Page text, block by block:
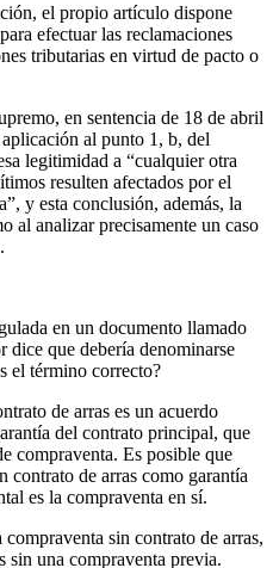
el propio artículo dispone
efectuar las reclamaciones
tributarias en virtud de pacto o
en sentencia de 18 de abril
al punto 1, b, del
legitimidad a “cualquier otra
resulten afectados por el
y esta conclusión, además, la
al analizar precisamente un caso
en un documento llamado
dice que debería denominarse
el término correcto?
de arras es un acuerdo
del contrato principal, que
compraventa. Es posible que
contrato de arras como garantía
es la compraventa en sí.
sin contrato de arras,
sin una compraventa previa.